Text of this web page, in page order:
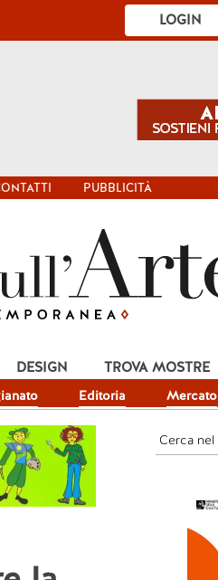
LOGIN
PUBBLICITÀ
Editoria Mercato
DESIGN TROVA MOSTRE